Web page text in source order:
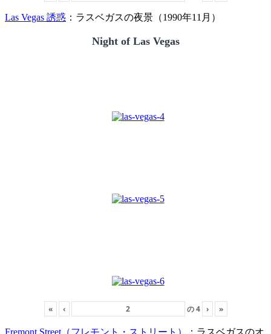
Las Vegas 誘惑 ：ラスベガスの夜景（1990年11月）
Night of Las Vegas
« ‹ の4 › »
Fremont Street（フレモント・ストリート）
：ラスベガスのオ